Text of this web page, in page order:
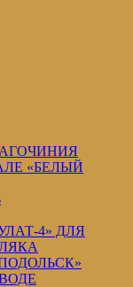
«БЕЛЫЙ
4» ДЛЯ